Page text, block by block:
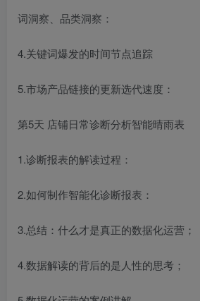
词洞察、品类洞察：
4.关键词爆发的时间节点追踪
5.市场产品链接的更新选代速度：
第5天 店铺日常诊断分析智能晴雨表
1.诊断报表的解读过程：
2.如何制作智能化诊断报表：
3.总结：什么才是真正的数据化运营；
4.数据解读的背后的是人性的思考；